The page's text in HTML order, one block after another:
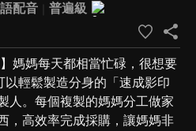
配音
普遍級
媽媽每天都相當忙碌，很想要
輕鬆製造分身的「速成影印
人。每個複製的媽媽分工做家
，高效率完成採購，讓媽媽非